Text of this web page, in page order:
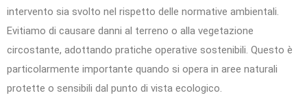
intervento sia svolto nel rispetto delle normative ambientali.
Evitiamo di causare danni al terreno o alla vegetazione
circostante, adottando pratiche operative sostenibili. Questo è
particolarmente importante quando si opera in aree naturali
protette o sensibili dal punto di vista ecologico.